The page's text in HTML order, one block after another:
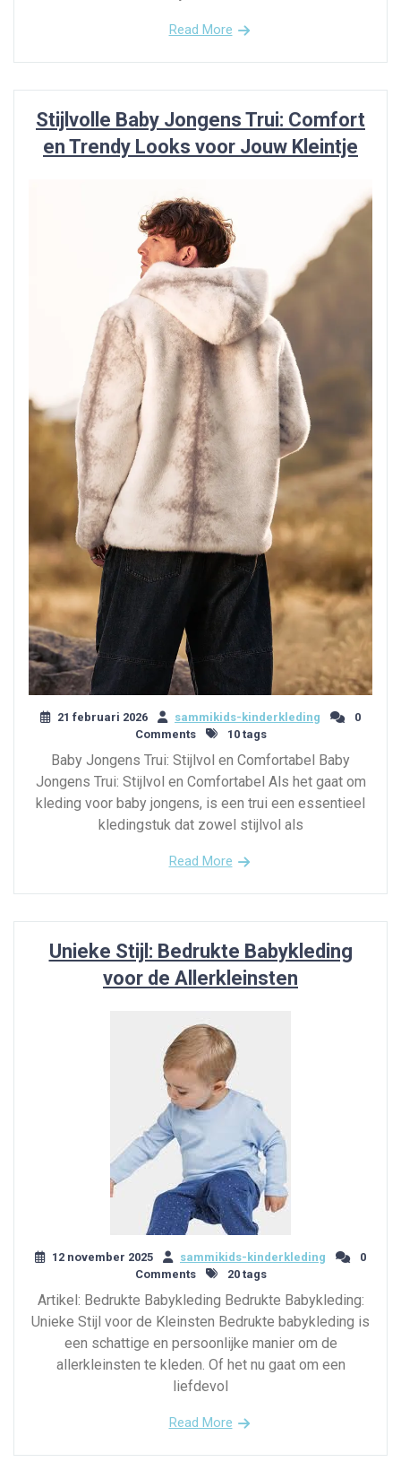
Read More
Stijlvolle Baby Jongens Trui: Comfort
en Trendy Looks voor Jouw Kleintje
21 februari 2026 sammikids-kinderkleding
0
Comments
10 tags
Baby Jongens Trui: Stijlvol en Comfortabel Baby
Jongens Trui: Stijlvol en Comfortabel Als het gaat om
kleding voor baby jongens, is een trui een essentieel
kledingstuk dat zowel stijlvol als
Read More
Unieke Stijl: Bedrukte Babykleding
voor de Allerkleinsten
12 november 2025 sammikids-kinderkleding
0
Comments
20 tags
Artikel: Bedrukte Babykleding Bedrukte Babykleding:
Unieke Stijl voor de Kleinsten Bedrukte babykleding is
een schattige en persoonlijke manier om de
allerkleinsten te kleden. Of het nu gaat om een
liefdevol
Read More